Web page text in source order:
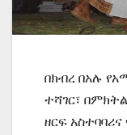
በክብረ በአሉ
ተሻገር፣
ዘርፍ